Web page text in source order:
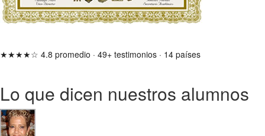
★★★★☆ 4.8 promedio · 49+ testimonios · 14 países
Lo que dicen nuestros alumnos